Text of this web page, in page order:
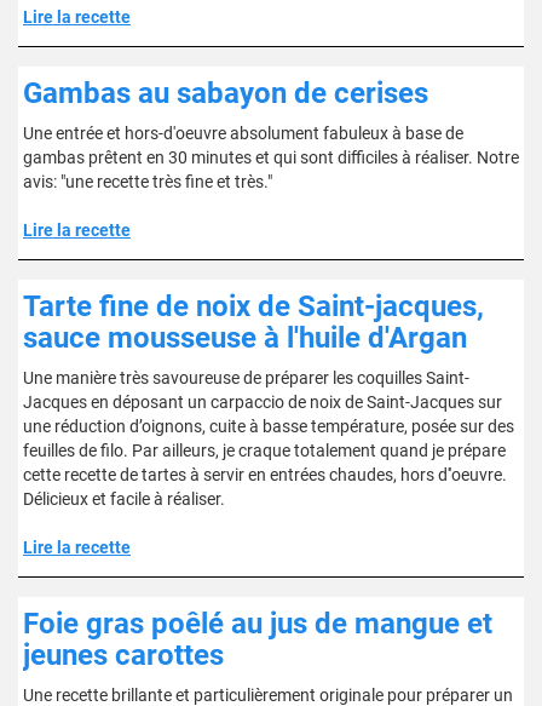
Lire la recette
Gambas au sabayon de cerises
Une entrée et hors-d'oeuvre absolument fabuleux à base de
gambas prêtent en 30 minutes et qui sont difficiles à réaliser. Notre
avis: "une recette très fine et très."
Lire la recette
Tarte fine de noix de Saint-jacques,
sauce mousseuse à l'huile d'Argan
Une manière très savoureuse de préparer les coquilles Saint-
Jacques en déposant un carpaccio de noix de Saint-Jacques sur
une réduction d’oignons, cuite à basse température, posée sur des
feuilles de filo. Par ailleurs, je craque totalement quand je prépare
cette recette de tartes à servir en entrées chaudes, hors d''oeuvre.
Délicieux et facile à réaliser.
Lire la recette
Foie gras poêlé au jus de mangue et
jeunes carottes
Une recette brillante et particulièrement originale pour préparer un